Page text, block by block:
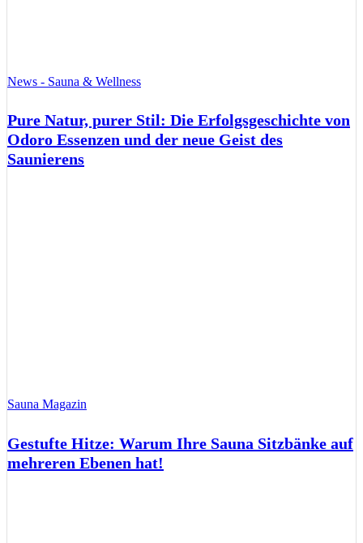
News - Sauna & Wellness
Pure Natur, purer Stil: Die Erfolgsgeschichte von
Odoro Essenzen und der neue Geist des
Saunierens
Sauna Magazin
Gestufte Hitze: Warum Ihre Sauna Sitzbänke auf
mehreren Ebenen hat!